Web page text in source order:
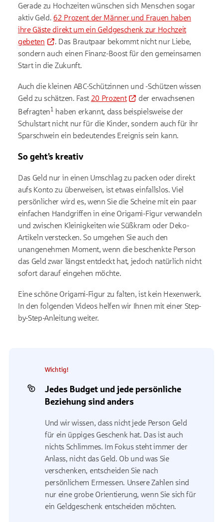
Gerade zu Hochzeiten wünschen sich Menschen sogar
aktiv Geld. 62 Prozent der Männer und Frauen haben
ihre Gäste direkt um ein Geldgeschenk zur Hochzeit
gebeten
. Das Brautpaar bekommt nicht nur Liebe,
sondern auch einen Finanz-Boost für den gemeinsamen
Start in die Zukunft.
Auch die kleinen ABC-Schützinnen und -Schützen wissen
Geld zu schätzen. Fast 20 Prozent
der erwachsenen
Befragten1 haben erkannt, dass beispielsweise der
Schulstart nicht nur für die Kinder, sondern auch für ihr
Sparschwein ein bedeutendes Ereignis sein kann.
So geht’s kreativ
Das Geld nur in einen Umschlag zu packen oder direkt
aufs Konto zu überweisen, ist etwas einfallslos. Viel
persönlicher wird es, wenn Sie die Scheine mit ein paar
einfachen Handgriffen in eine Origami-Figur verwandeln
und zwischen Kleinigkeiten wie Süßkram oder Deko-
Artikeln verstecken. So umgehen Sie auch den
unangenehmen Moment, wenn die beschenkte Person
das Geld zwar längst entdeckt hat, jedoch natürlich nicht
sofort darauf eingehen möchte.
Eine schöne Origami-Figur zu falten, ist kein Hexenwerk.
In den folgenden Videos helfen wir Ihnen mit einer Step-
by-Step-Anleitung weiter.
Wichtig!
Jedes Budget und jede persönliche
Beziehung sind anders
Und wir wissen, dass nicht jede Person Geld
für ein üppiges Geschenk hat. Das ist auch
nichts Schlimmes. Im Fokus steht immer der
Anlass, nicht das Geld. Ob und was Sie
verschenken, entscheiden Sie nach
persönlichem Ermessen. Unsere Zahlen sind
nur eine grobe Orientierung, wenn Sie sich für
ein Geldgeschenk entscheiden möchten.